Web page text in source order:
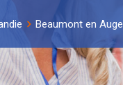
Beaumont en Auge